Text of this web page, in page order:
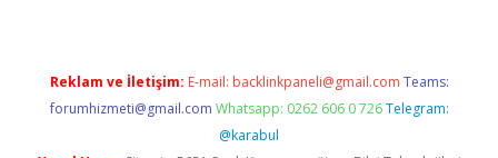
Reklam ve İletişim: E-mail: backlinkpaneli@gmail.com Teams:
forumhizmeti@gmail.com Whatsapp: 0262 606 0 726 Telegram:
@karabul